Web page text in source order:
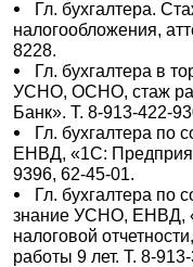
Гл. бухгалтера.
налогообложения,
8228.
Гл. бухгалтера в
УСНО, ОСНО, стаж
Банк». Т. 8-913-422-
Гл. бухгалтера
ЕНВД, «1С:
9396, 62-45-01.
Гл. бухгалтера по
знание УСНО, ЕНВД,
налоговой
работы 9 лет. Т. 8-